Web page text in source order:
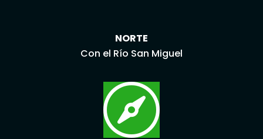
NORTE
Con el Río San Miguel
